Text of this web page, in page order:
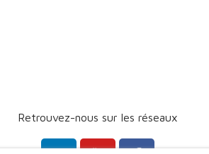
Retrouvez-nous sur les réseaux